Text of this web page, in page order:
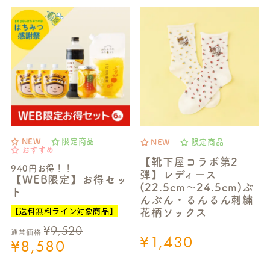
NEW
限定商品
おすすめ
940円お得！！
【WEB限定】お得セッ
ト
【送料無料ライン対象商品】
通常価格 ¥9,520
¥8,580
NEW 限定商品
【靴下屋コラボ第2
弾】レディース
(22.5cm～24.5cm)ぶ
んぶん・るんるん刺繍
花柄ソックス
¥1,430